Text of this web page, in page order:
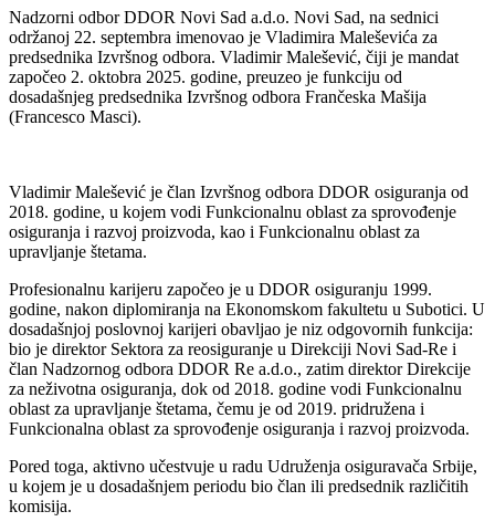
Nadzorni odbor DDOR Novi Sad a.d.o. Novi Sad, na sednici
održanoj 22. septembra imenovao je Vladimira Maleševića za
predsednika Izvršnog odbora. Vladimir Malešević, čiji je mandat
započeo 2. oktobra 2025. godine, preuzeo je funkciju od
dosadašnjeg predsednika Izvršnog odbora Frančeska Mašija
(Francesco Masci).
Vladimir Malešević je član Izvršnog odbora DDOR osiguranja od
2018. godine, u kojem vodi Funkcionalnu oblast za sprovođenje
osiguranja i razvoj proizvoda, kao i Funkcionalnu oblast za
upravljanje štetama.
Profesionalnu karijeru započeo je u DDOR osiguranju 1999.
godine, nakon diplomiranja na Ekonomskom fakultetu u Subotici. U
dosadašnjoj poslovnoj karijeri obavljao je niz odgovornih funkcija:
bio je direktor Sektora za reosiguranje u Direkciji Novi Sad-Re i
član Nadzornog odbora DDOR Re a.d.o., zatim direktor Direkcije
za neživotna osiguranja, dok od 2018. godine vodi Funkcionalnu
oblast za upravljanje štetama, čemu je od 2019. pridružena i
Funkcionalna oblast za sprovođenje osiguranja i razvoj proizvoda.
Pored toga, aktivno učestvuje u radu Udruženja osiguravača Srbije,
u kojem je u dosadašnjem periodu bio član ili predsednik različitih
komisija.